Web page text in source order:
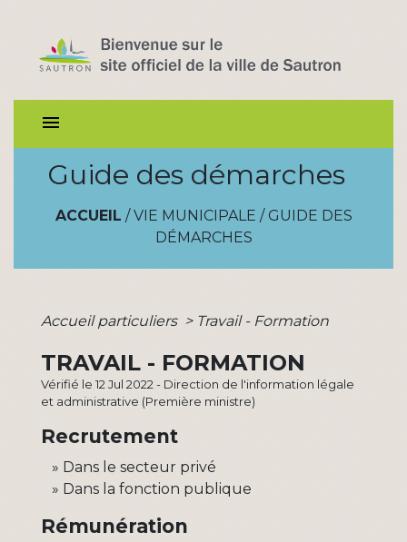
menu
Guide des démarches
ACCUEIL / VIE MUNICIPALE / GUIDE DES
DÉMARCHES
Accueil particuliers > Travail - Formation
TRAVAIL - FORMATION
Vérifié le 12 Jul 2022 - Direction de l'information légale
et administrative (Première ministre)
Recrutement
Dans le secteur privé
Dans la fonction publique
Rémunération